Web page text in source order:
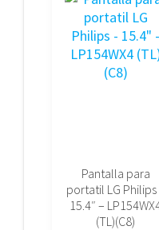
Pantalla para
portatil LG Philips
15.4″ –
(TL)(C8)